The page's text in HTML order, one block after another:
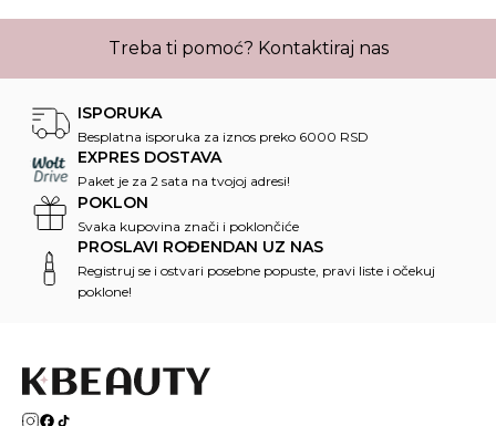
Treba ti pomoć? Kontaktiraj nas
ISPORUKA
Besplatna isporuka za iznos preko 6000 RSD
EXPRES DOSTAVA
Paket je za 2 sata na tvojoj adresi!
POKLON
Svaka kupovina znači i poklončiće
PROSLAVI ROĐENDAN UZ NAS
Registruj se i ostvari posebne popuste, pravi liste i očekuj
poklone!